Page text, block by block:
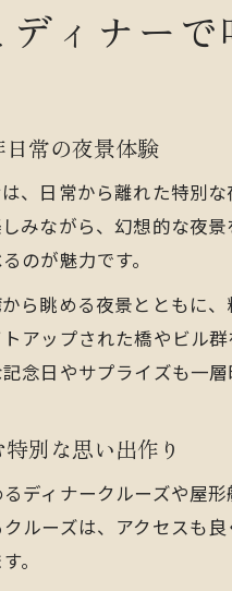
ディナ
大阪の
特別な
記念日に選
記念日
最新の
大阪エ
誕生日やカ
誕生日
カップ
ィナー
常の夜景体験
、日常から離れた特別
みながら、幻想的な夜
のが魅力です。
ら眺める夜景とともに
アップされた橋やビル
念日やサプライズも一層
別な思い出作り
ディナークルーズや屋
ルーズは、アクセスも
。